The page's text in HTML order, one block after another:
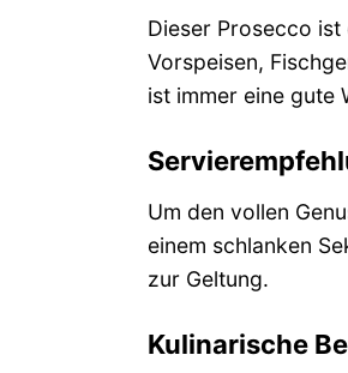
Dieser Prosecco ist
Vorspeisen,
ist immer eine gute
Um den vollen
einem schlanken
zur Geltung.
Kulinarische